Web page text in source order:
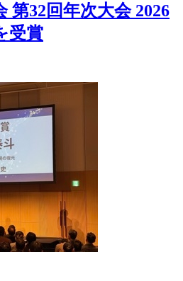
第32回年次大会 2026
受賞